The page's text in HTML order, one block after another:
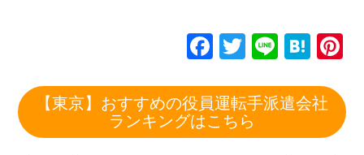
F
c
e
T
tt
er
Li
e
H
e
e
【東京】おすすめの役員運転手派遣会社
ランキングはこちら